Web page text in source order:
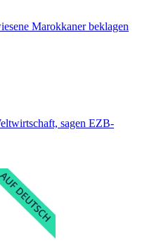
Marokkaner beklagen
sagen EZB-